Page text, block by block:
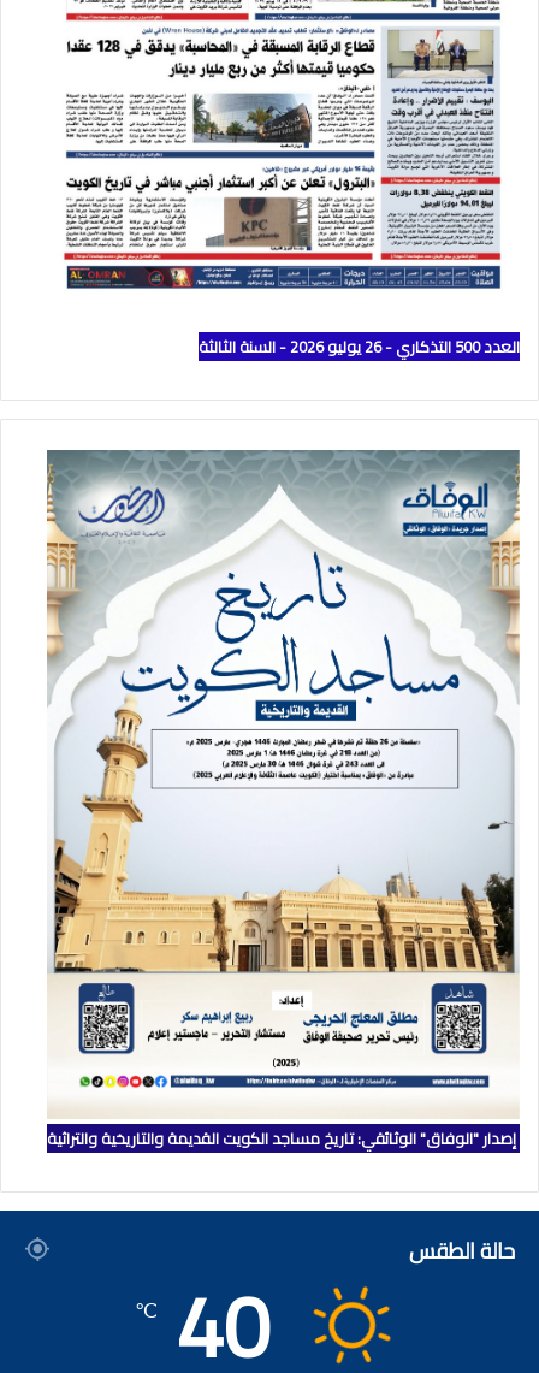
العدد 500 التذكاري - 26 يوليو 2026 - السنة الثالثة
إصدار "الوفاق" الوثائقي: تاريخ مساجد الكويت القديمة والتاريخية والتراثية
حالة الطقس 40
℃